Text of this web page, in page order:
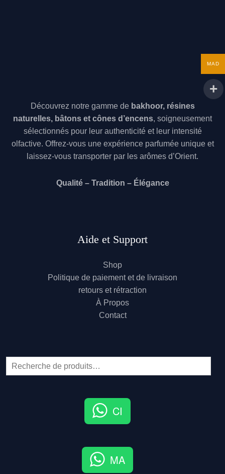
Découvrez notre gamme de bakhoor, résines
naturelles, bâtons et cônes d’encens, soigneusement
sélectionnés pour leur authenticité et leur intensité
olfactive. Offrez-vous une expérience parfumée unique et
laissez-vous transporter par les arômes d’Orient.
Qualité – Tradition – Élégance️
Aide et Support
Shop
Politique de paiement et de livraison
retours et rétraction
À Propos
Contact
CI
MA
MAD